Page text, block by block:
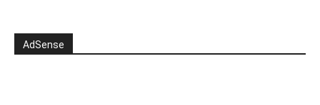
AdSense